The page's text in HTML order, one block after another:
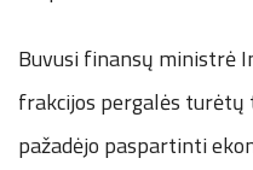
Buvusi finansų ministrė
frakcijos pergalės turėtų
pažadėjo paspartinti